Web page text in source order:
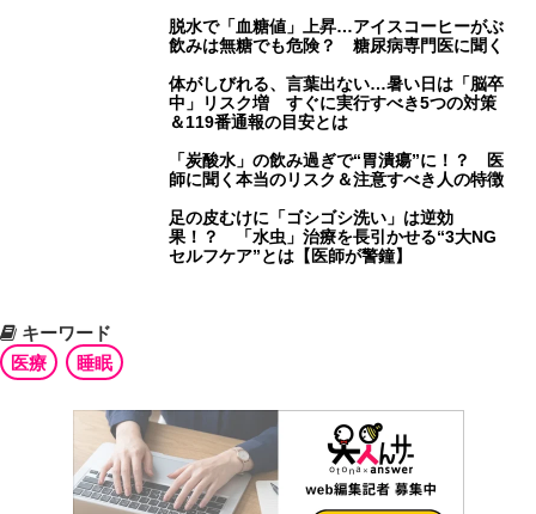
脱水で「血糖値」上昇…アイスコーヒーがぶ
飲みは無糖でも危険？ 糖尿病専門医に聞く
体がしびれる、言葉出ない…暑い日は「脳卒
中」リスク増 すぐに実行すべき5つの対策
＆119番通報の目安とは
「炭酸水」の飲み過ぎで“胃潰瘍”に！？ 医
師に聞く本当のリスク＆注意すべき人の特徴
足の皮むけに「ゴシゴシ洗い」は逆効
果！？ 「水虫」治療を長引かせる“3大NG
セルフケア”とは【医師が警鐘】
キーワード
医療
睡眠